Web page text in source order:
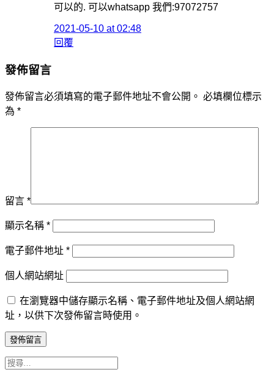
可以的. 可以whatsapp 我們:97072757
2021-05-10 at 02:48
回覆
發佈留言
發佈留言必須填寫的電子郵件地址不會公開。 必填欄位標示
為 *
留言 *
顯示名稱 *
電子郵件地址 *
個人網站網址
在瀏覽器中儲存顯示名稱、電子郵件地址及個人網站網
址，以供下次發佈留言時使用。